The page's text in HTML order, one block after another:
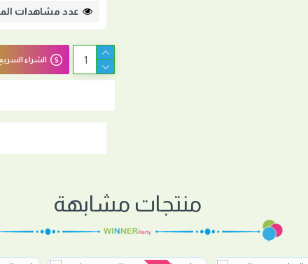
عدد مشاهدات المنتج
الشراء
منتجات مشابهة